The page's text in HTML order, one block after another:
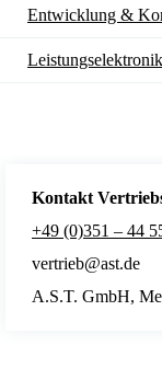
Entwicklung &
Leistungselektronik
Kontakt
+49 (0)351 – 44
vertrieb@ast.de
A.S.T. GmbH,